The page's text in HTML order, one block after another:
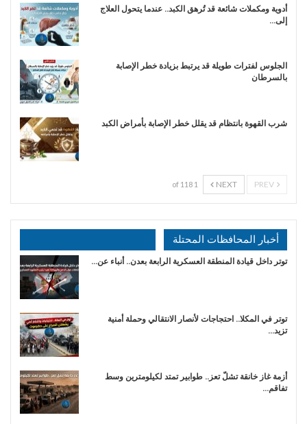
أدوية ومكملات شائعة قد تُرهق الكبد.. عندما يتحول العلاج
إلى…
الجلوس لفترات طويلة قد يرتبط بزيادة خطر الإصابة
بالسرطان
شرب القهوة بانتظام قد يقلل خطر الإصابة بأمراض الكبد
NEXT
1 of 118
أخبار المحافظات المحتلة
توتر داخل قيادة المنطقة العسكرية الرابعة بعدن.. أنباء عن…
توتر في المكلا.. احتجاجات لأنصار الانتقالي وحملة أمنية
تزيد…
أزمة غاز خانقة تشلّ تعز.. طوابير تمتد لكيلومترين وسط
تفاقم…